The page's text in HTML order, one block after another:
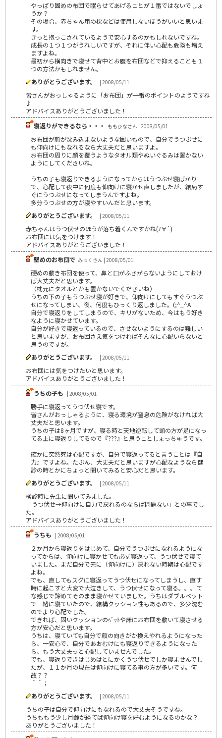
やっぱり固めの布団で眠らせてあげることが１番ではないでしょ
うか？
その場合、赤ちゃん用の枕などは使用しないほうがいいと思いま
す。
きっと抱っこされているようで安心するのかもしれないですね。
成長の１つ１つがうれしいですが、それに伴い心配も危険も増え
ますよね。
最初から横向きで寝せて背中とお腹を布団などで抑えることも１
つの方法かもしれません。
ありがとうございます。
| 2008/05/11
皆さんがおっしゃるように「お布団」が一番のポイントのようですね
♪
アドバイスありがとうございました！
寝返りができるなら・・・
ももひなさん | 2008/05/01
お布団が顔が沈み込まないような固いもので、自分でうつぶせに
も仰向けにもなれるなら大丈夫だと思いますよ。
お布団の周りに顔を覆うようなタオル類やぬいぐるみは置かない
ようにしてくださいね。
うちの子も寝返りできるようになってからはうつぶせ寝ばかり
で、心配して夜中に何度も仰向けに寝かせ直しましたが、結局す
ぐにうつぶせになってしまうんですよね。
多分うつぶせの方が寝やすいんだと思います。
ありがとうございます。
| 2008/05/11
赤ちゃんはうつ伏せのほうが落ち着くんですかね(ﾉ∀`)
お布団には気をつけます！
アドバイスありがとうございました！
堅めのお布団で みっくさん | 2008/05/01
硬めの敷き布団を使って、鼻と口がふさがらないようにしておけ
ば大丈夫だと思います。
（枕元にタオルとかも置かないでくださいね）
うちの下の子もうつぶせ寝が好きで、仰向けにしてもすぐうつぶ
せになってしまい、夜、何度もひっくり返しました。(;^_^A
自分で寝返りをしてしまうので、キリがないため、今はもう好き
なように寝かせています。
自分が好きで寝返っているので、させないようにするのは難しい
と思いますが、お布団さえ気をつければそんなに心配いらないと
思うのですが。
ありがとうございます。
| 2008/05/11
お布団には気をつけたいと思います。
アドバイスありがとうございました！
うちの子も | 2008/05/01
勝手に寝返ってうつ伏せ寝です。
皆さんがおっしゃるように、寝る環境が窒息の危険がなければ大
丈夫だと思います。
うちの子は8ヶ月ですが、寝る時と天地逆転して頭の方が足になっ
てる上に寝返りしてるので『???』と思うことしょっちゅうです。
確かに突然死は心配ですが、自分で寝返ってると言うことは『自
力』ですよね。たぶん、大丈夫だと思いますが心配なようなら健
診の時とかにちょっと聞いてみると安心だと思います。
ありがとうございます。
| 2008/05/11
検診時に先生に聞いてみました。
「うつ伏せ→仰向けに自力で戻れるのならば問題ない」との事でし
た。
アドバイスありがとうございました！
うちも | 2008/05/01
２か月から寝返りをはじめて、自分でうつぶせになれるようにな
ってからは、仰向けに寝かせても必ず寝返って、うつ伏せで寝て
いました。まだ自分で元に（仰向けに）戻れない時期は心配です
よね。
でも、直してもスグに寝返ってうつ伏せになってしまうし、直す
時に起こすと大変で大泣きして、うつ伏せになって寝る。。。て
な感じで諦めてそのまま寝かせていました。うちはダブルベット
で一緒に寝ていたので、結構クッション性もあるので、多少沈む
のでより心配でした。
できれば、固いクッションのﾍﾞｯﾄや床にお布団を敷いて寝させる
方が安心だと思います。
うちは、寝ていても自分で顔の向きがか換えやれるようになった
ら、一安心で、自分であおむけにも寝返りできるようになった
ら、もう大丈夫っと心配していませんでした。
でも、寝返りできはじめはとにかくうつ伏せでしか寝ませんでし
たが、１１か月の現在は仰向けに寝てる事の方が多いです。何
故？？
＾＾；
ありがとうございます。
| 2008/05/11
うちの子は自分で仰向けにもなれるので大丈夫そうですね。
うちももう少し月齢が経てば仰向け寝を好むようになるのかな？
ありがとうございました！